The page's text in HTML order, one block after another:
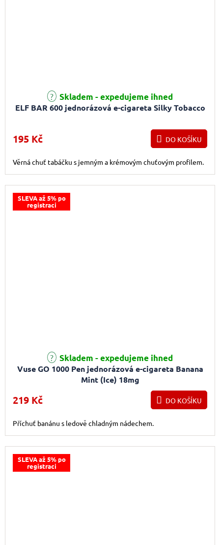
ELF BAR 600 jednorázová e-cigareta Silky Tobacco
Průměrné hodnocení produktu je 3,3 z 5 hvězdiček.
Skladem - expedujeme ihned
195 Kč DO KOŠÍKU
Věrná chuť tabáčku s jemným a krémovým chuťovým profilem.
SLEVA až 5% po
registraci
Vuse GO 1000 Pen jednorázová e-cigareta Banana
Mint (Ice) 18mg
Průměrné hodnocení produktu je 4,5 z 5 hvězdiček.
Skladem - expedujeme ihned
219 Kč DO KOŠÍKU
Příchuť banánu s ledově chladným nádechem.
SLEVA až 5% po
registraci